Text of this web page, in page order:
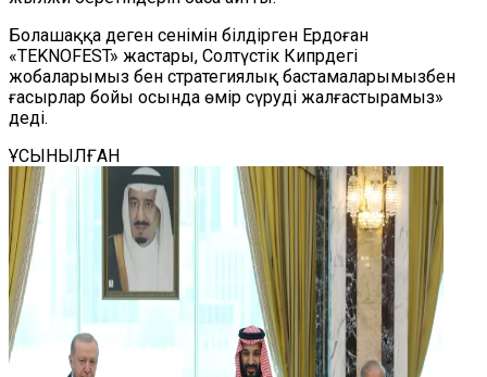
Болашаққа деген сенімін білдірген Ердоған
«TEKNOFEST» жастары, Солтүстік Кипрдегі
жобаларымыз бен стратегиялық бастамаларымызбен
ғасырлар бойы осында өмір сүруді жалғастырамыз»
деді.
ҰСЫНЫЛҒАН